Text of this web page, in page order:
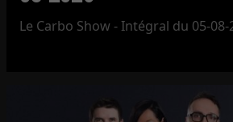
Le Carbo Show - Intégral du 05-08-